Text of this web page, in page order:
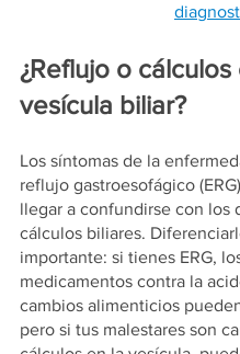
¿Reflujo o cálculos
vesícula biliar?
Los síntomas de la
reflujo gastroesofágico
llegar a confundirse con los
cálculos biliares.
importante: si tienes ERG,
medicamentos contra la
cambios alimenticios
pero si tus malestares son